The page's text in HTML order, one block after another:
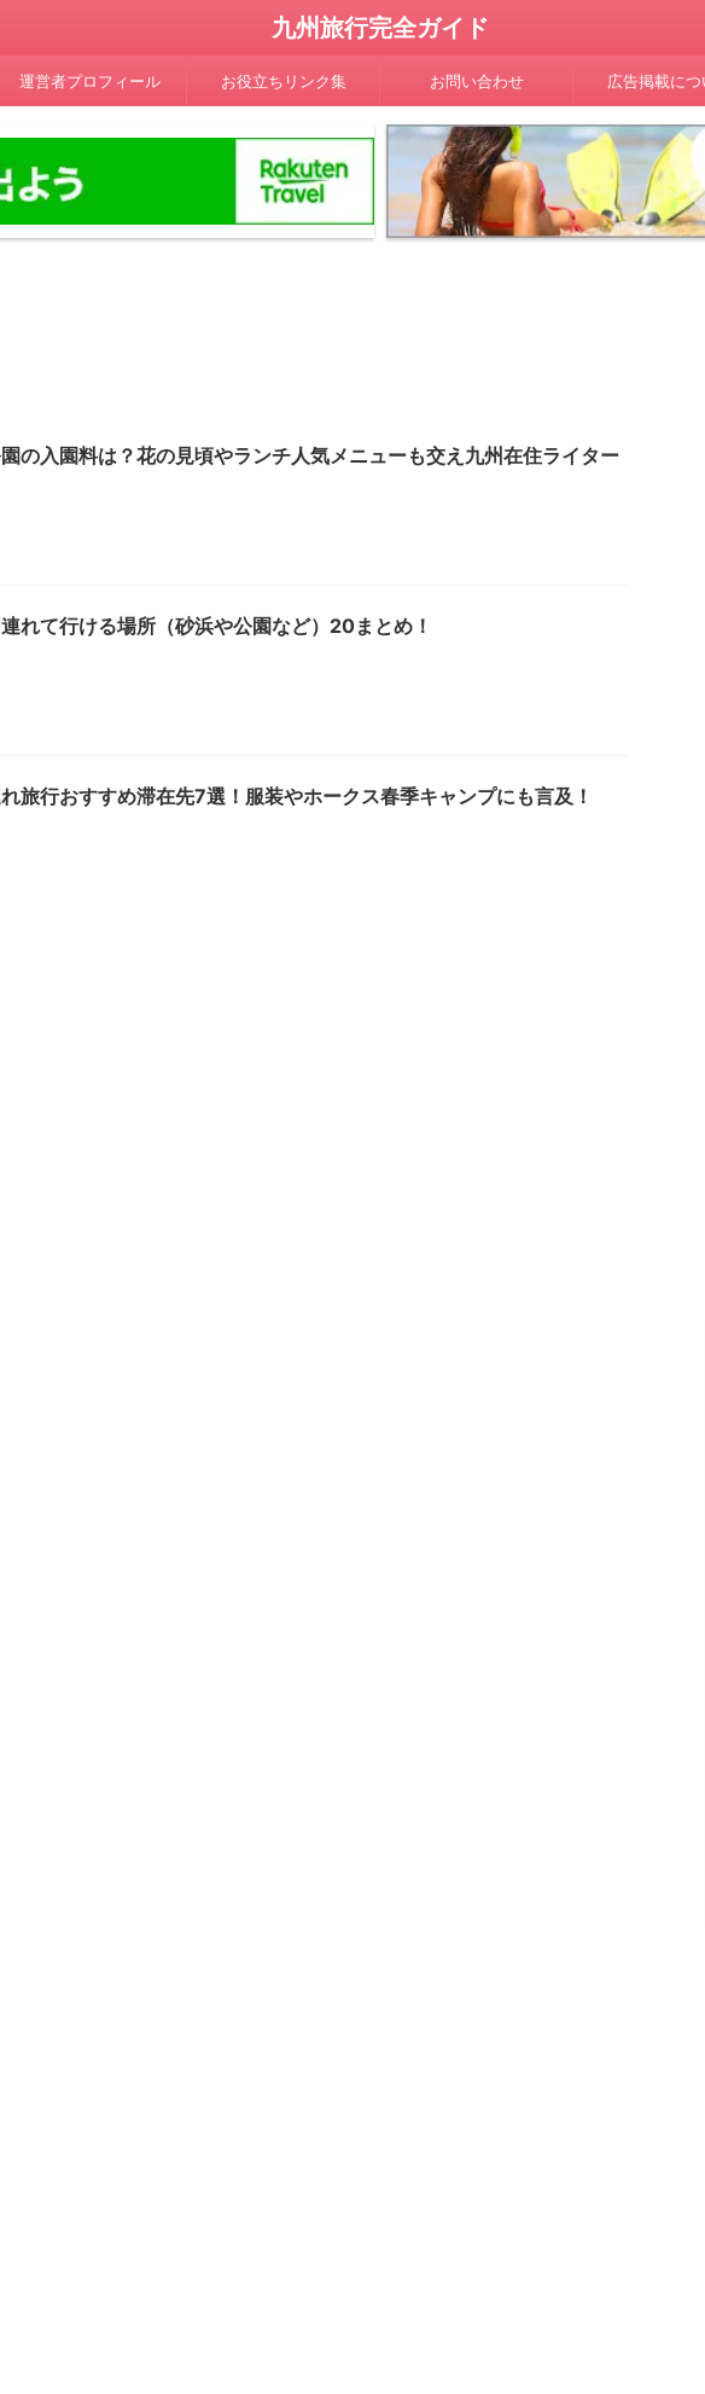
九州旅行完全ガイド
運営者プロフィール お役立ちリンク集 お問い合わせ 広告掲載につ
の入園料は？花の見頃やランチ人気メニューも交え九州在住ライター
れて行ける場所（砂浜や公園など）20まとめ！
旅行おすすめ滞在先7選！服装やホークス春季キャンプにも言及！